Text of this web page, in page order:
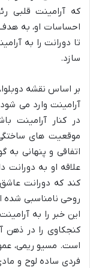
که آرامینت قلبی
احساسات او، به
تا دورانت را به
سازد.
بر اساس نقشه
آرامینت وارد می
در کنار آرامینت
موقعیت های
اتفاقی و پنهانی
علاقه او به دورانت
کند که دورانت
روحی نامناسبی شده
این خبر را به
کنجکاوی را در ذهن
است. مسیو ریمی،
فردی ساده لوح و